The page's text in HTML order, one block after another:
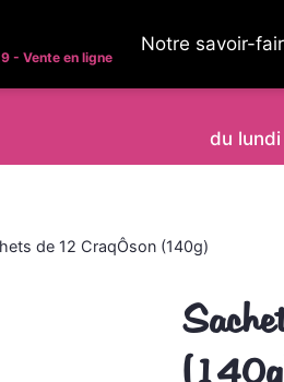
- Vente en ligne
Notre savoir-
du
de 12 CraqÔson (140g)